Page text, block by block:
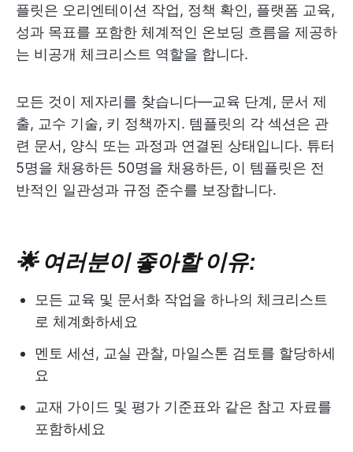
플릿은 오리엔테이션 작업, 정책 확인, 플랫폼 교육,
성과 목표를 포함한 체계적인 온보딩 흐름을 제공하
는 비공개 체크리스트 역할을 합니다.
모든 것이 제자리를 찾습니다—교육 단계, 문서 제
출, 교수 기술, 키 정책까지. 템플릿의 각 섹션은 관
련 문서, 양식 또는 과정과 연결된 상태입니다. 튜터
5명을 채용하든 50명을 채용하든, 이 템플릿은 전
반적인 일관성과 규정 준수를 보장합니다.
🌟 여러분이 좋아할 이유:
모든 교육 및 문서화 작업을 하나의 체크리스트
로 체계화하세요
멘토 세션, 교실 관찰, 마일스톤 검토를 할당하세
요
교재 가이드 및 평가 기준표와 같은 참고 자료를
포함하세요